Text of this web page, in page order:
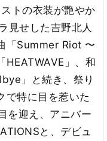
トの衣装が艶やか
見せした吉野北人
「Summer Riot 〜
HEATWAVE」、和
」と続き、祭り
で特に目を惹いた
を迎え、アニバー
と、デビュ